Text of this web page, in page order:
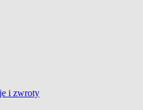
i zwroty